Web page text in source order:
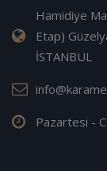
Hamidiye
Etap)
İSTANBUL
Pazartesi -